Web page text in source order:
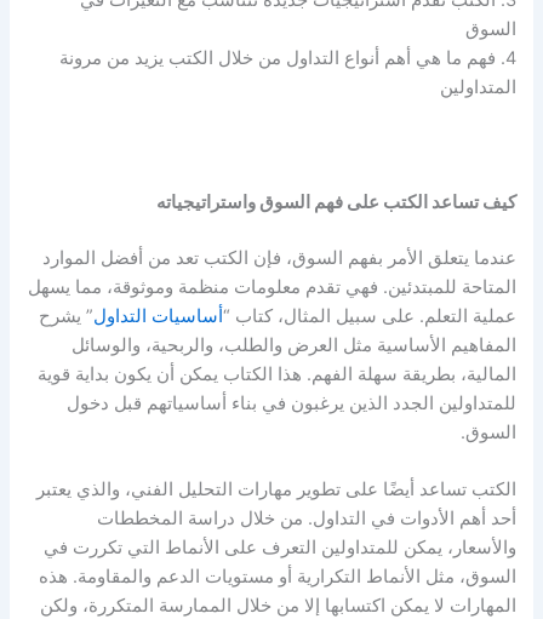
السوق
4. فهم ما هي أهم أنواع التداول من خلال الكتب يزيد من مرونة
المتداولين
كيف تساعد الكتب على فهم السوق واستراتيجياته
عندما يتعلق الأمر بفهم السوق، فإن الكتب تعد من أفضل الموارد
المتاحة للمبتدئين. فهي تقدم معلومات منظمة وموثوقة، مما يسهل
عملية التعلم. على سبيل المثال، كتاب “أساسيات التداول ” يشرح
المفاهيم الأساسية مثل العرض والطلب، والربحية، والوسائل
المالية، بطريقة سهلة الفهم. هذا الكتاب يمكن أن يكون بداية قوية
للمتداولين الجدد الذين يرغبون في بناء أساسياتهم قبل دخول
السوق.
الكتب تساعد أيضًا على تطوير مهارات التحليل الفني، والذي يعتبر
أحد أهم الأدوات في التداول. من خلال دراسة المخططات
والأسعار، يمكن للمتداولين التعرف على الأنماط التي تكررت في
السوق، مثل الأنماط التكرارية أو مستويات الدعم والمقاومة. هذه
المهارات لا يمكن اكتسابها إلا من خلال الممارسة المتكررة، ولكن